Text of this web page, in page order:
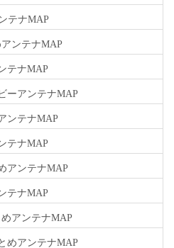
テナMAP
ンテナMAP
テナMAP
ーアンテナMAP
ンテナMAP
テナMAP
アンテナMAP
テナMAP
アンテナMAP
めアンテナMAP